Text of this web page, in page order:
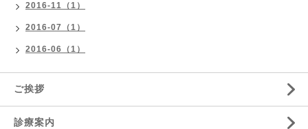
2016-11（1）
2016-07（1）
2016-06（1）
ご挨拶
診療案内